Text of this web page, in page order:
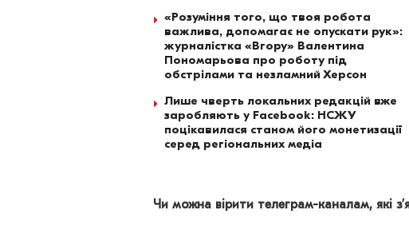
«Розуміння того, що твоя робота
важлива, допомагає не опускати рук»:
журналістка «Вгору» Валентина
Пономарьова про роботу під
обстрілами та незламний Херсон
Лише чверть локальних редакцій вже
заробляють у Facebook: НСЖУ
поцікавилася станом його монетизації
серед регіональних медіа
Чи можна вірити телеграм-каналам, які з’